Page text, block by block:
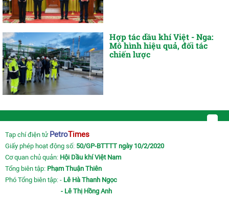
Hợp tác dầu khí Việt - Nga:
Mô hình hiệu quả, đối tác
chiến lược
Tạp chí điện tử PetroTimes
Giấy phép hoạt động số: 50/GP-BTTTT ngày 10/2/2020
Cơ quan chủ quản: Hội Dầu khí Việt Nam
Tổng biên tập: Phạm Thuận Thiên
Phó Tổng biên tập: - Lê Hà Thanh Ngọc
- Lê Thị Hồng Anh